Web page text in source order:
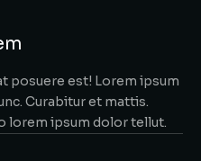
posuere est! Lorem ipsum
Curabitur et mattis.
lorem ipsum dolor tellut.